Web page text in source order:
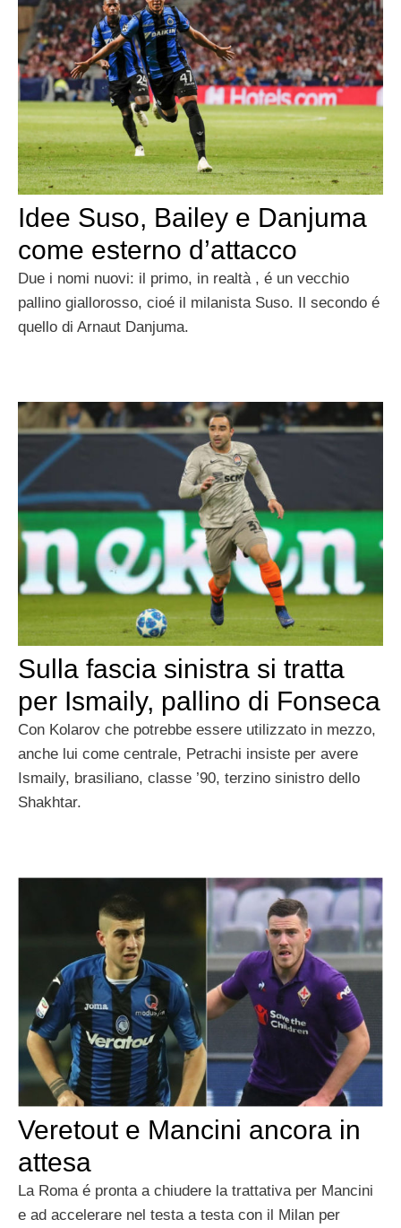
Idee Suso, Bailey e Danjuma
come esterno d’attacco
Due i nomi nuovi: il primo, in realtà , é un vecchio
pallino giallorosso, cioé il milanista Suso. Il secondo é
quello di Arnaut Danjuma.
Sulla fascia sinistra si tratta
per Ismaily, pallino di Fonseca
Con Kolarov che potrebbe essere utilizzato in mezzo,
anche lui come centrale, Petrachi insiste per avere
Ismaily, brasiliano, classe ’90, terzino sinistro dello
Shakhtar.
Veretout e Mancini ancora in
attesa
La Roma é pronta a chiudere la trattativa per Mancini
e ad accelerare nel testa a testa con il Milan per